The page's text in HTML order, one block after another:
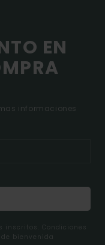
EN
informaciones
Condiciones
bienvenida